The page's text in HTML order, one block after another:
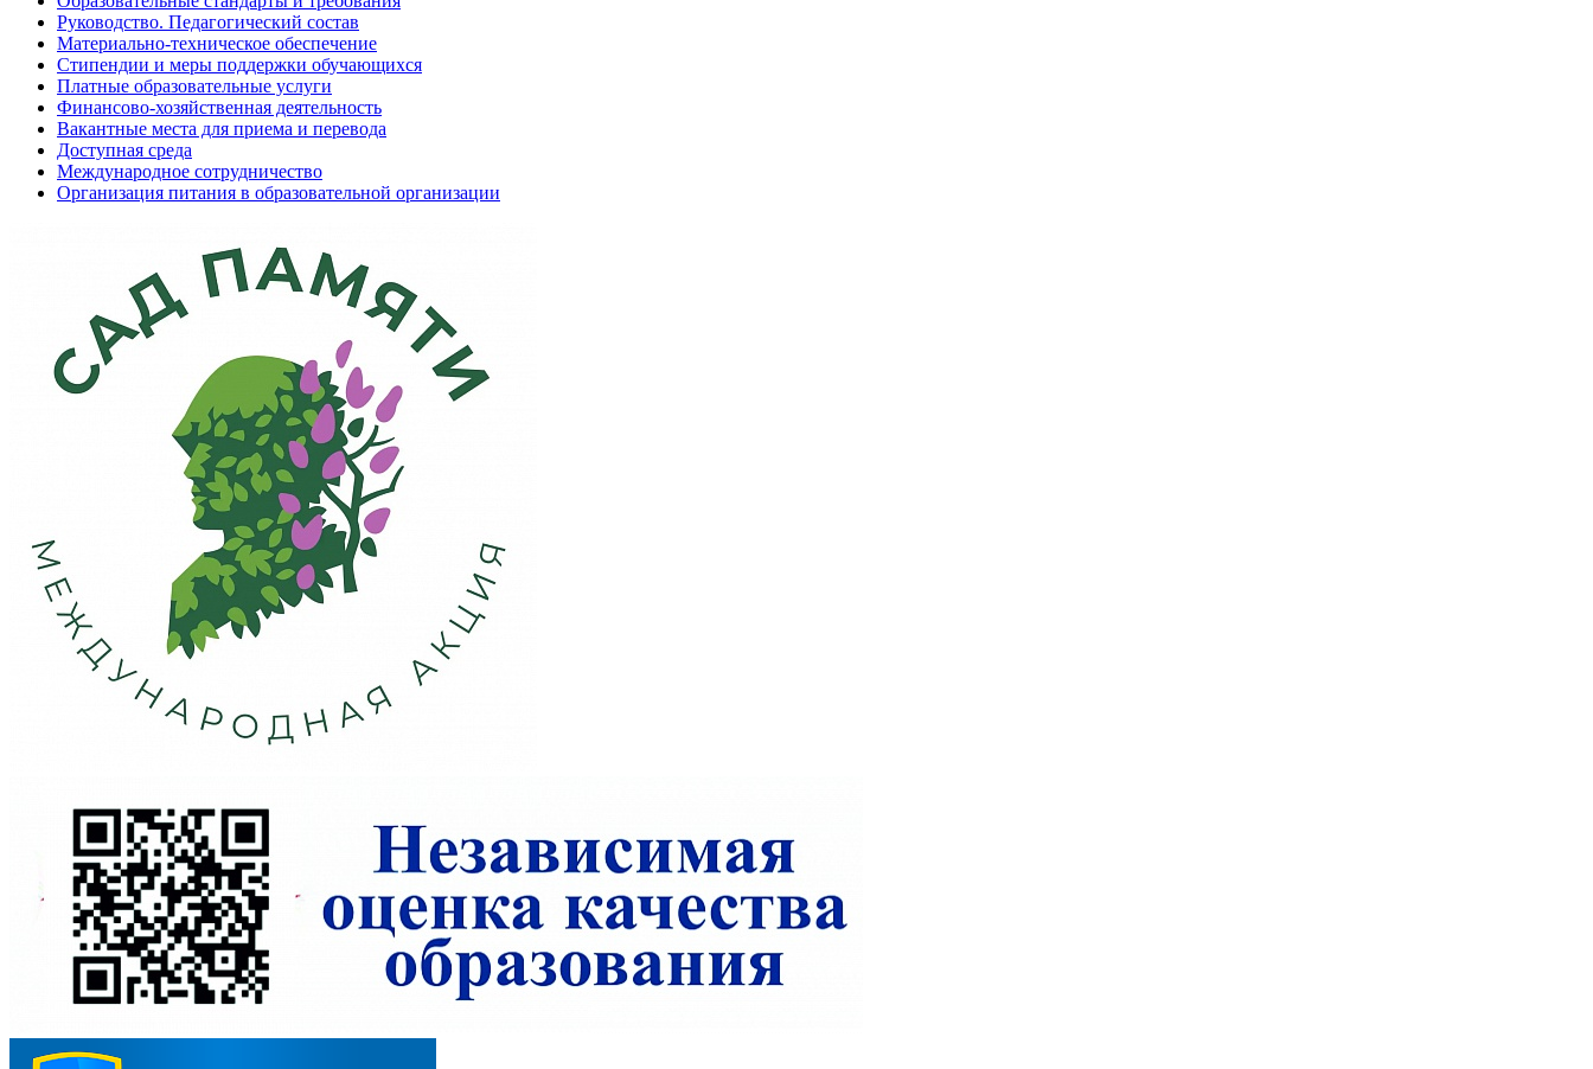
Руководство. Педагогический состав
Материально-техническое обеспечение
Стипендии и меры поддержки обучающихся
Платные образовательные услуги
Финансово-хозяйственная деятельность
Вакантные места для приема и перевода
Доступная среда
Международное сотрудничество
Организация питания в образовательной организации